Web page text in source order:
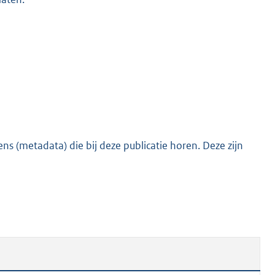
(metadata) die bij deze publicatie horen. Deze zijn